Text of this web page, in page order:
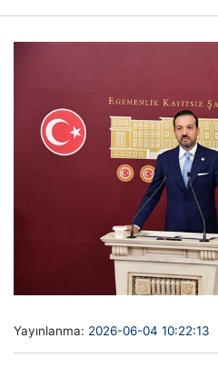
Yayınlanma: 2026-06-04 10:22:13